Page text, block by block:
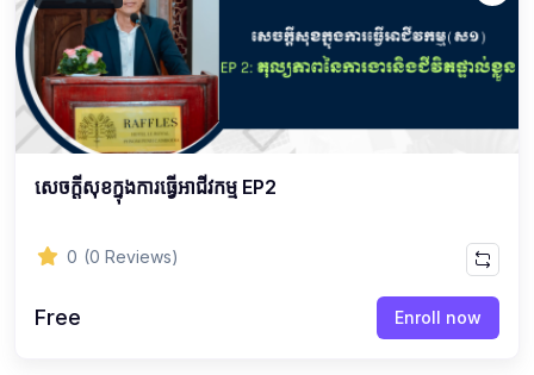
សេចក្ដីសុខក្នុងការធ្វើអាជីវកម្ម EP2
0 (0 Reviews)
Free Enroll now